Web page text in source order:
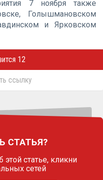
7 ноября также
Голышмановском
и Ярковском
12
ссылку
СТАТЬЯ?
статье, кликни
сетей